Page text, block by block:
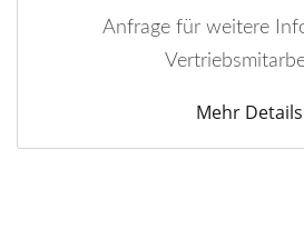
Anfrage für weitere
Mehr Details